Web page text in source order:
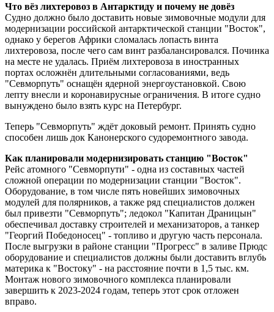
Что вёз лихтеровоз в Антарктиду и почему не довёз
Судно должно было доставить новые зимовочные модули для
модернизации российской антарктической станции "Восток",
однако у берегов Африки сломалась лопасть винта
лихтеровоза, после чего сам винт разбалансировался. Починка
на месте не удалась. Приём лихтеровоза в иностранных
портах осложнён длительными согласованиями, ведь
"Севморпуть" оснащён ядерной энергоустановкой. Свою
лепту внесли и коронавирусные ограничения. В итоге судно
вынуждено было взять курс на Петербург.
Теперь "Севморпуть" ждёт доковый ремонт. Принять судно
способен лишь док Канонерского судоремонтного завода.
Как планировали модернизировать станцию "Восток"
Рейс атомного "Севморпути" - одна из составных частей
сложной операции по модернизации станции "Восток".
Оборудование, в том числе пять новейших зимовочных
модулей для полярников, а также ряд специалистов должен
был привезти "Севморпуть"; ледокол "Капитан Драницын"
обеспечивал доставку строителей и механизаторов, а танкер
"Георгий Победоносец" - топливо и другую часть персонала.
После выгрузки в районе станции "Прогресс" в заливе Прюдс
оборудование и специалистов должны были доставить вглубь
материка к "Востоку" - на расстояние почти в 1,5 тыс. км.
Монтаж нового зимовочного комплекса планировали
завершить к 2023-2024 годам, теперь этот срок отложен
вправо.